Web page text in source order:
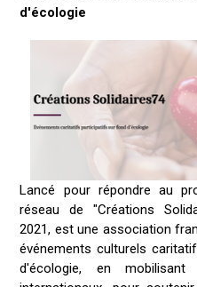
d'écologie
Lancé pour répondre au
réseau de "Créations
2021, est une association
événements culturels
d'écologie, en